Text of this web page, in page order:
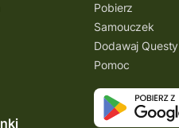
wielkopolska
turystyka z zagadkami
konkurs questy
quest rowerowy
Pobierz
Samouczek
Dodawaj Questy
Pomoc